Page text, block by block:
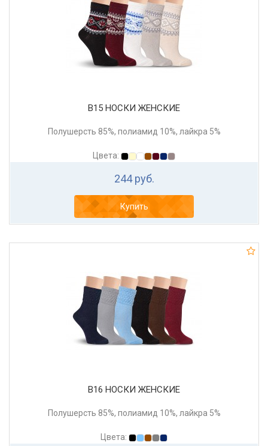
В15 НОСКИ ЖЕНСКИЕ
Полушерсть 85%, полиамид 10%, лайкра 5%
Цвета:
244 руб.
Купить
В16 НОСКИ ЖЕНСКИЕ
Полушерсть 85%, полиамид 10%, лайкра 5%
Цвета: